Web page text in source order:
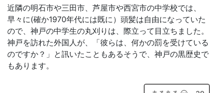
近隣の明石市や三田市、芦屋市や西宮市の中学校では、
早々に(確か1970年代には既に）頭髪は自由になっていた
ので、神戸の中学生の丸刈りは、際立って目立ちました。
神戸を訪れた外国人が、「彼らは、何かの罰を受けている
のですか？」と訊いたこともあるそうで、神戸の黒歴史で
もあります。